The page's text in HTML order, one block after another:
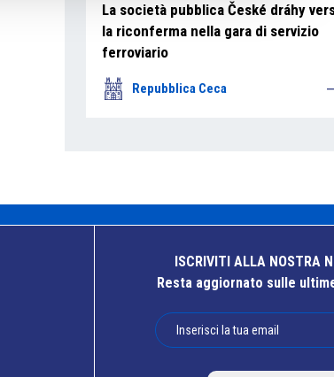
La società pubblica České dráhy
la riconferma nella gara di servizio
ferroviario
Repubblica Ceca
ISCRIVITI ALLA NOSTRA
Resta aggiornato sulle